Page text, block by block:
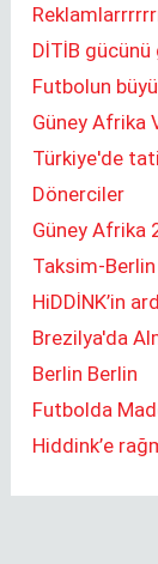
DİTİB
Futbolun
Güney Afrika
Türkiye'de
Dönerciler
Güney Afrika
Taksim-
HiDDİNK’in
Brezilya'da
Berlin Berlin
Futbolda
Hiddink’e